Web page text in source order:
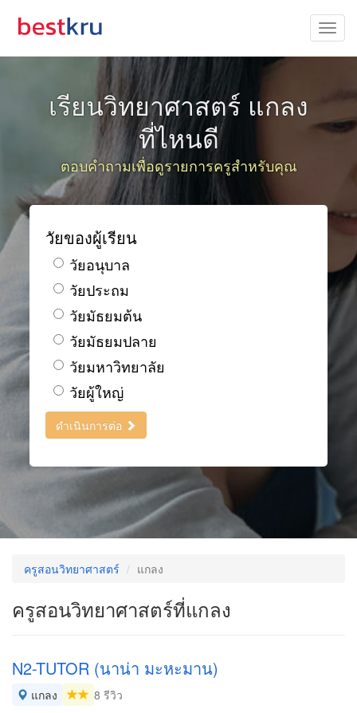
เรียนวิทยาศาสตร์ แกลง
ที่ไหนดี
ตอบคำถามเพื่อดูรายการครูสำหรับคุณ
วัยของผู้เรียน
วัยอนุบาล
วัยประถม
วัยมัธยมต้น
วัยมัธยมปลาย
วัยมหาวิทยาลัย
วัยผู้ใหญ่
ดำเนินการต่อ
ครูสอนวิทยาศาสตร์ แกลง
ครูสอนวิทยาศาสตร์ที่แกลง
N2-TUTOR (นาน่า มะหะมาน)
แกลง
8 รีวิว